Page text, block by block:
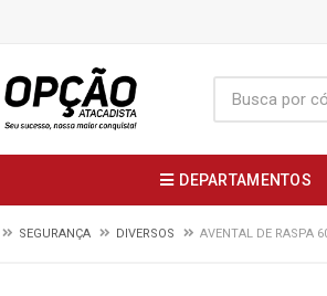
DEPARTAMENTOS
SEGURANÇA DIVERSOS AVENTAL DE RASPA